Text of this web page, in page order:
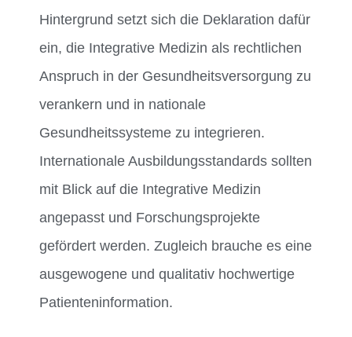
Hintergrund setzt sich die Deklaration dafür
ein, die Integrative Medizin als rechtlichen
Anspruch in der Gesundheitsversorgung zu
verankern und in nationale
Gesundheitssysteme zu integrieren.
Internationale Ausbildungsstandards sollten
mit Blick auf die Integrative Medizin
angepasst und Forschungsprojekte
gefördert werden. Zugleich brauche es eine
ausgewogene und qualitativ hochwertige
Patienteninformation.